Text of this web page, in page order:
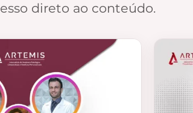
direto ao conteúdo.